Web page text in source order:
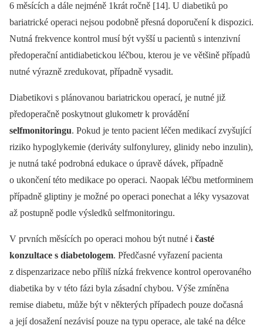
6 měsících a dále nejméně 1krát ročně [14]. U diabetiků po
bariatrické operaci nejsou podobně přesná doporučení k dispozici.
Nutná frekvence kontrol musí být vyšší u pacientů s intenzivní
předoperační anti­diabetickou léčbou, kterou je ve většině případů
nutné výrazně zredukovat, případně vysadit.
Diabetikovi s plánovanou bariatrickou operací, je nutné již
předoperačně poskytnout glukometr k provádění
selfmonitoringu. Pokud je tento pacient léčen medikací zvyšující
riziko hypoglykemie (deriváty sulfonylurey, glinidy nebo inzulin),
je nutná také podrobná edukace o úpravě dávek, případně
o ukončení této medikace po operaci. Naopak léčbu metforminem
případně gliptiny je možné po operaci ponechat a léky vysazovat
až postupně podle výsledků selfmonitoringu.
V prvních měsících po operaci mohou být nutné i časté
konzultace s diabetologem. Předčasné vyřazení pacienta
z dispenzarizace nebo příliš nízká frekvence kontrol operovaného
diabetika by v této fázi byla zásadní chybou. Výše zmíněna
remise diabetu, může být v některých případech pouze dočasná
a její dosažení nezávisí pouze na typu operace, ale také na délce